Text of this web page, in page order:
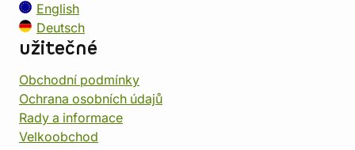
English
Deutsch
užitečné
Obchodní podmínky
Ochrana osobních údajů
Rady a informace
Velkoobchod